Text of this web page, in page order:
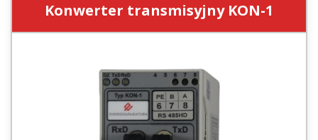
Konwerter transmisyjny KON-1